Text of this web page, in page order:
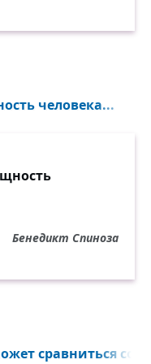
человека...
Бенедикт Спиноза
сравниться со